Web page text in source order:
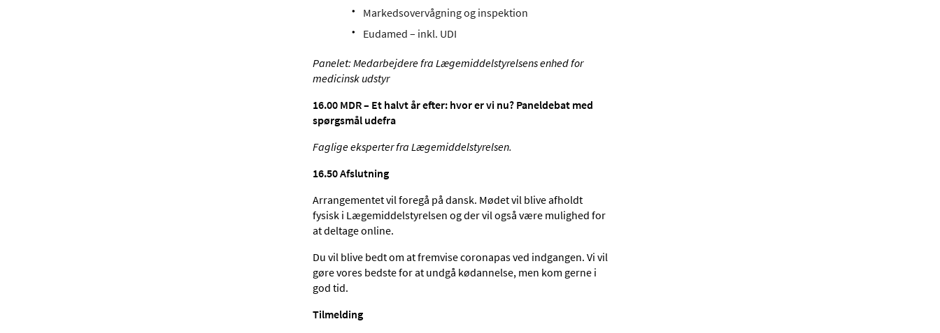
Markedsovervågning og inspektion
Eudamed – inkl. UDI
Panelet: Medarbejdere fra Lægemiddelstyrelsens enhed for
medicinsk udstyr
16.00 MDR – Et halvt år efter: hvor er vi nu? Paneldebat med
spørgsmål udefra
Faglige eksperter fra Lægemiddelstyrelsen.
16.50Afslutning
Arrangementet vil foregå på dansk. Mødet vil blive afholdt
fysisk i Lægemiddelstyrelsen og der vil også være mulighed for
at deltage online.
Du vil blive bedt om at fremvise coronapas ved indgangen. Vi vil
gøre vores bedste for at undgå kødannelse, men kom gerne i
god tid.
Tilmelding